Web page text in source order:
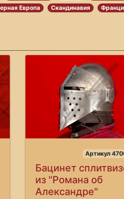
Европа Скандинавия
Артикул
Бацинет
из "Романа об
Александре"